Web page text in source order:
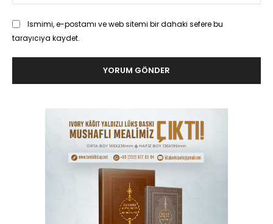
Ismimi, e-postamı ve web sitemi bir dahaki sefere bu
tarayıcıya kaydet.